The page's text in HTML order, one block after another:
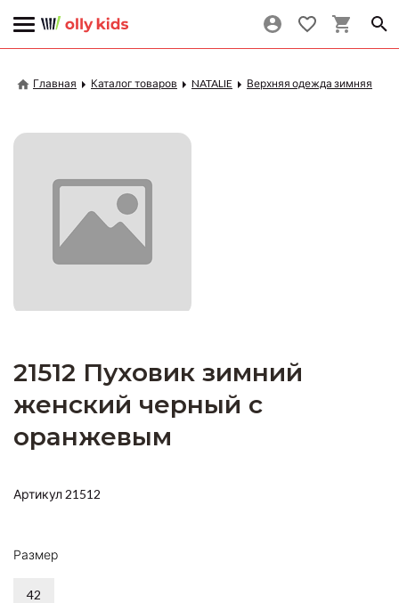
Главная Каталог товаров NATALIE Верхняя одежда зимняя
21512 Пуховик зимний
женский черный с
оранжевым
Артикул 21512
Размер
42